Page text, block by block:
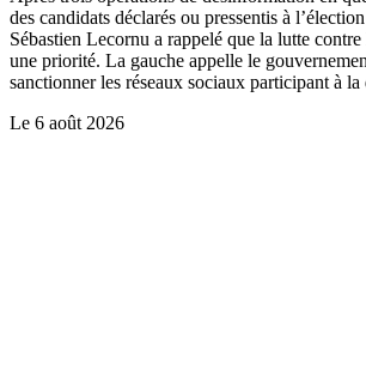
des candidats déclarés ou pressentis à
Sébastien Lecornu a rappelé que la lutte
une priorité. La gauche appelle le
sanctionner les réseaux sociaux participant à
Le 6 août 2026